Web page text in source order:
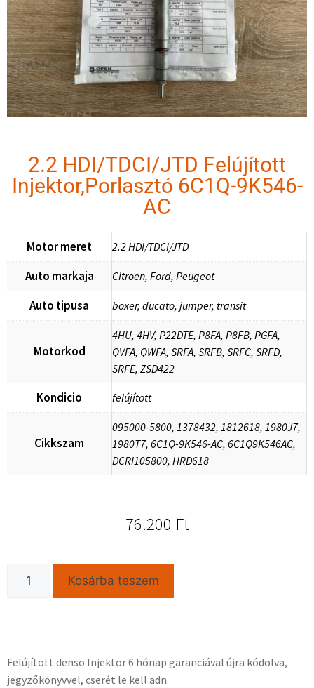
2.2 HDI/TDCI/JTD Felújított
Injektor,Porlasztó 6C1Q-9K546-
AC
Motor meret 2.2 HDI/TDCI/JTD
Auto markaja Citroen, Ford, Peugeot
Auto tipusa boxer, ducato, jumper, transit
Motorkod
4HU, 4HV, P22DTE, P8FA, P8FB, PGFA,
QVFA, QWFA, SRFA, SRFB, SRFC, SRFD,
SRFE, ZSD422
Kondicio felújított
Cikkszam
095000-5800, 1378432, 1812618, 1980J7,
1980T7, 6C1Q-9K546-AC, 6C1Q9K546AC,
DCRI105800, HRD618
76.200 Ft
Kosárba teszem
Felújított denso Injektor 6 hónap garanciával újra kódolva,
jegyzőkönyvvel, cserét le kell adn.